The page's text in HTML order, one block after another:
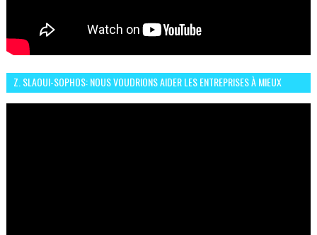
Z. SLAOUI-SOPHOS: NOUS VOUDRIONS AIDER LES ENTREPRISES À MIEUX